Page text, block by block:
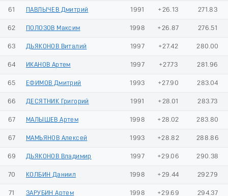
61 ПАВЛЫЧЕВ Дмитрий 1991 +26.13 271.83
62 ПОЛОЗОВ Максим 1998 +26.87 276.51
63 ДЬЯКОНОВ Виталий 1997 +27.42 280.00
64 ИКАНОВ Артем 1997 +27.73 281.96
65 ЕФИМОВ Дмитрий 1993 +27.90 283.04
66 ДЕСЯТНИК Григорий 1991 +28.01 283.73
67 МАЛЫШЕВ Артем 1998 +28.02 283.80
67 МАМЬЯНОВ Алексей 1993 +28.82 288.86
69 ДЬЯКОНОВ Владимир 1997 +29.06 290.38
70 КОЛБИН Даниил 1998 +29.44 292.79
71 ЗАРУБИН Артем 1998 +29.69 294.37